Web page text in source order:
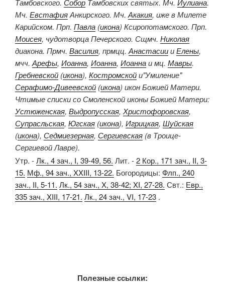
Мч. ЕвстафияАнкирского. Мч. Акакия, иже в Милете
Карийском. Прп. Павла (икона) Ксиропотамского. Прп.
Моисея, чудотворца Печерского. Сщмч. Николая
диакона. Прмч. Василия, прмцц. АнастасиииЕлены,
мчч. Арефы, Иоанна, Иоанна, Иоаннаи мц. Мавры.
Гребневской (икона), Костромскойи"Умиление"
Серафимо-Дивеевской (икона) икон Божией Матери.
Чтимые списки со Смоленской иконы Божией Матери:
Устюженская, Выдропусская, Христофоровская,
Супрасльская, Югская (икона), Игрицкая, Шуйская
(икона), Седмиезерная, Сергиевская (в Троице-
Сергиевой Лавре).
Утр. -Лк., 4 зач., I, 39-49, 56. Лит. -2 Кор., 171 зач., II, 3-
15. Мф., 94 зач., XXIII, 13-22. Богородицы: Флп., 240
зач., II, 5-11. Лк., 54 зач., X, 38-42; XI, 27-28. Свт.: Евр.,
335 зач., XIII, 17-21. Лк., 24 зач., VI, 17-23 .
Полезные ссылки: